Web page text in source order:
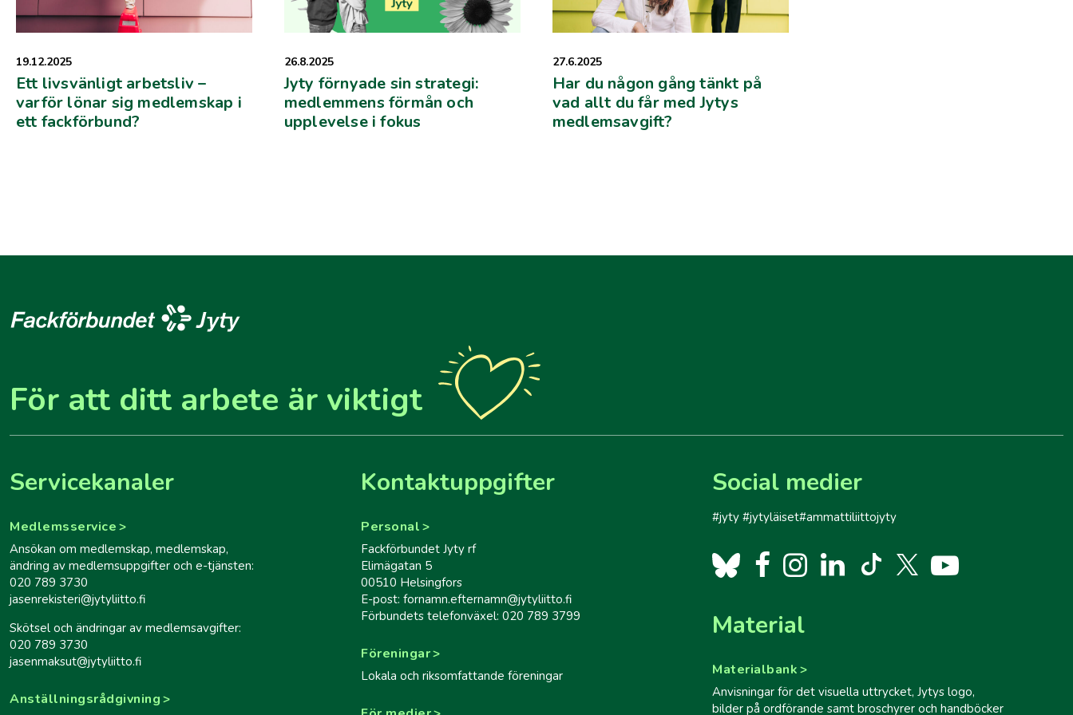
19.12.2025
Ett livsvänligt arbetsliv –
varför lönar sig medlemskap i
ett fackförbund?
26.8.2025
Jyty förnyade sin strategi:
medlemmens förmån och
upplevelse i fokus
27.6.2025
Har du någon gång tänkt på
vad allt du får med Jytys
medlemsavgift?
För att ditt arbete är viktigt
Servicekanaler
Medlemsservice
Ansökan om medlemskap, medlemskap,
ändring av medlemsuppgifter och e-tjänsten:
020 789 3730
jasenrekisteri@jytyliitto.fi
Skötsel och ändringar av medlemsavgifter:
020 789 3730
jasenmaksut@jytyliitto.fi
Anställningsrådgivning
Kontaktuppgifter
Personal
Fackförbundet Jyty rf
Elimägatan 5
00510 Helsingfors
E-post: fornamn.efternamn@jytyliitto.fi
Förbundets telefonväxel: 020 789 3799
Föreningar
Lokala och riksomfattande föreningar
Material
Materialbank
Anvisningar för det visuella uttrycket, Jytys logo,
bilder på ordförande samt broschyrer och handböcker
Social medier
#jyty #jytyläiset#ammattiliittojyty